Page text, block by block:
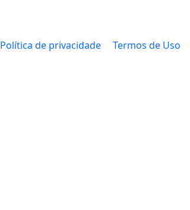
Política de privacidade Termos de Uso